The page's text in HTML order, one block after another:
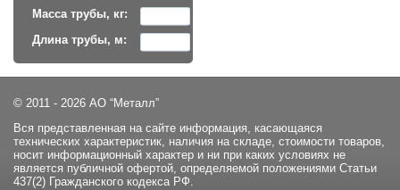
Масса трубы, кг:
Длина трубы, м:
© 2011 - 2026 АО “Металл”
Вся представленная на сайте информация, касающаяся
технических характеристик, наличия на складе, стоимости товаров,
носит информационный характер и ни при каких условиях не
является публичной офертой, определяемой положениями Статьи
437(2) Гражданского кодекса РФ.